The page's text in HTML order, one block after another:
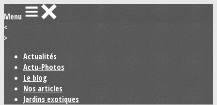
Menu
<
>
Actualités
Actu-Photos
Le blog
Nos articles
Jardins exotiques